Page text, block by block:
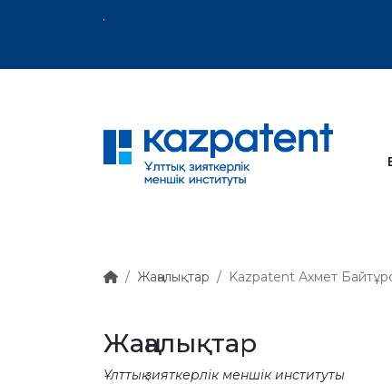
Жаңалықтар Kazpatent Ахмет
Жаңалықтар
Ұлттық зияткерлік меншік институты